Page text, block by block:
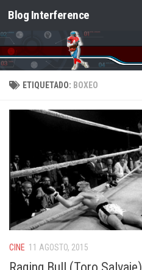
Saltar al contenido
Blog Interference
ETIQUETADO: BOXEO
CINE 11 AGOSTO, 2015